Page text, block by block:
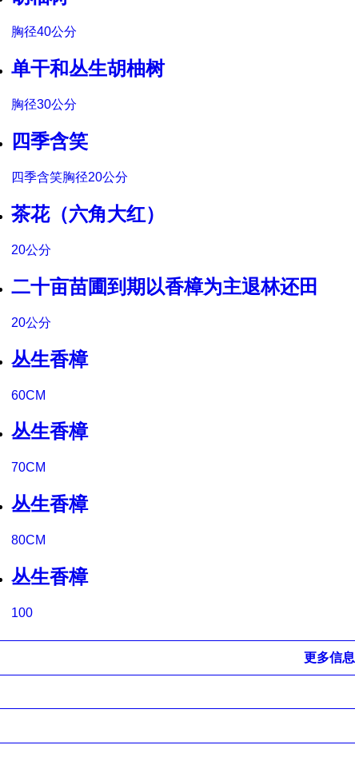
胸径40公分
单干和丛生胡柚树
胸径30公分
四季含笑
四季含笑胸径20公分
茶花（六角大红）
20公分
二十亩苗圃到期以香樟为主退林还田
20公分
丛生香樟
60CM
丛生香樟
70CM
丛生香樟
80CM
丛生香樟
100
更多信息